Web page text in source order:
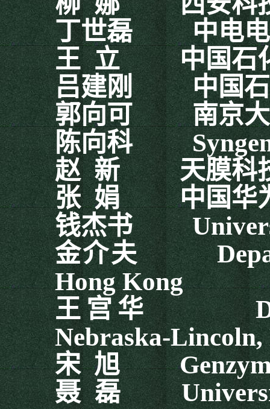
丁世磊
中电
王 立
中国石
吕建刚
中国
郭向可
南京
陈向科Syngenta
赵 新
天膜科
张 娟
中国华
钱杰书University
金介夫
Hong Kong
王宫华
Nebraska-
宋 旭Genzyme
聂 磊University